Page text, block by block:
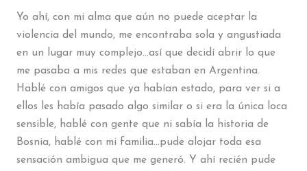
Yo ahí, con mi alma que aún no puede aceptar la
violencia del mundo, me encontraba sola y angustiada
en un lugar muy complejo…así que decidí abrir lo que
me pasaba a mis redes que estaban en Argentina.
Hablé con amigos que ya habían estado, para ver si a
ellos les había pasado algo similar o si era la única loca
sensible, hablé con gente que ni sabía la historia de
Bosnia, hablé con mi familia…pude alojar toda esa
sensación ambigua que me generó. Y ahí recién pude